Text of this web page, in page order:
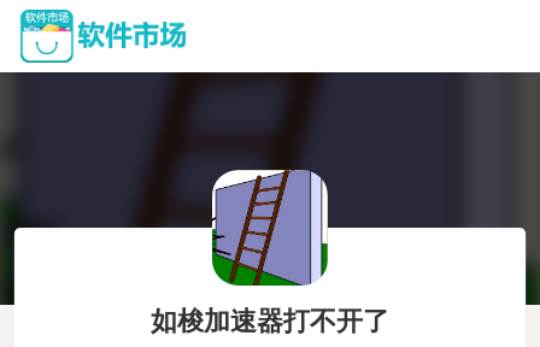
如梭加速器打不开了